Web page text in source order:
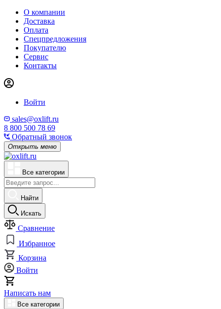
О компании
Доставка
Оплата
Спецпредложения
Покупателю
Сервис
Контакты
Войти
sales@oxlift.ru
8 800 500 78 69
Обратный звонок
Открыть меню
Все категории
Найти
Искать
Сравнение
Избранное
Корзина
Войти
Написать нам
Все категории